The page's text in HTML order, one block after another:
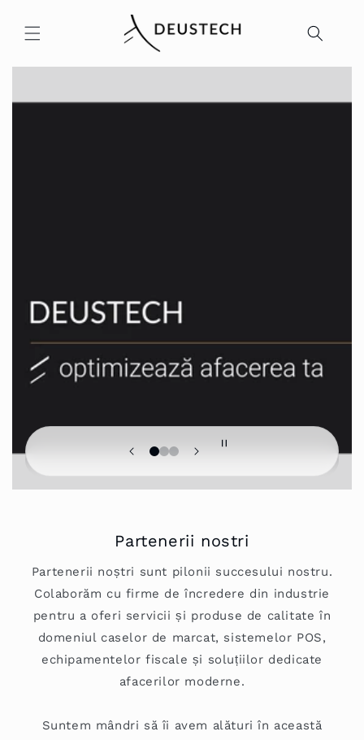
conținut
Partenerii nostri
Partenerii noștri sunt pilonii succesului nostru.
Colaborăm cu firme de încredere din industrie
pentru a oferi servicii și produse de calitate în
domeniul caselor de marcat, sistemelor POS,
echipamentelor fiscale și soluțiilor dedicate
afacerilor moderne.
Suntem mândri să îi avem alături în această